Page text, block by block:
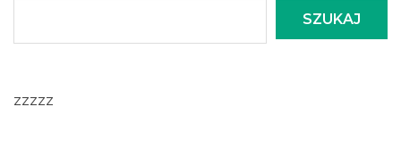
SZUKAJ
zzzzz